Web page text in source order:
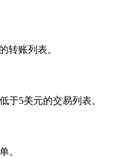
转账列表。
于5美元的交易列表。
。